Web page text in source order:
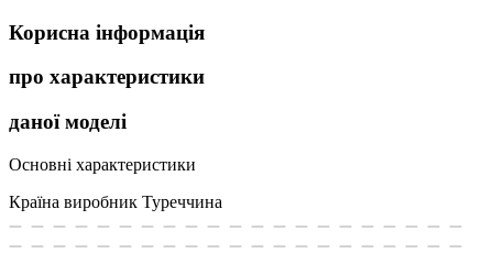
Корисна інформація
про характеристики
даної моделі
Основні характеристики
Країна виробник Туреччина